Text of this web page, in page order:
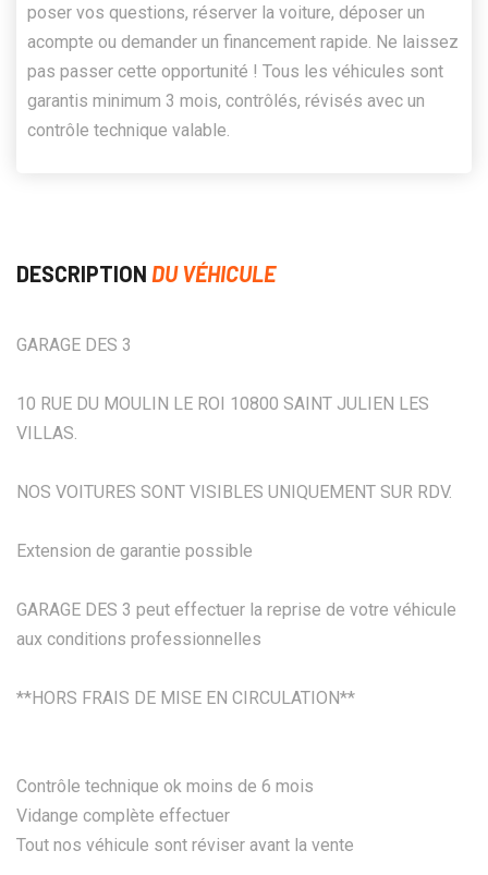
poser vos questions, réserver la voiture, déposer un
acompte ou demander un financement rapide. Ne laissez
pas passer cette opportunité ! Tous les véhicules sont
garantis minimum 3 mois, contrôlés, révisés avec un
contrôle technique valable.
DESCRIPTION DU VÉHICULE
GARAGE DES 3
10 RUE DU MOULIN LE ROI 10800 SAINT JULIEN LES
VILLAS.
NOS VOITURES SONT VISIBLES UNIQUEMENT SUR RDV.
Extension de garantie possible
GARAGE DES 3 peut effectuer la reprise de votre véhicule
aux conditions professionnelles
**HORS FRAIS DE MISE EN CIRCULATION**
Contrôle technique ok moins de 6 mois
Vidange complète effectuer
Tout nos véhicule sont réviser avant la vente